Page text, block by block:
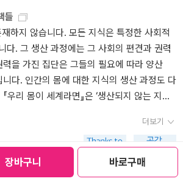
장바구니 바로구매
조의 <새로 읽는 논어> 둘 다 역사적 관점에
어의 내용을 해석한 책으로 한 번쯤 읽어볼 내
그리고 사상사 연구에서는 잘 지적하지 않는
사회상을 자세하게 알려면 리펑의 <중국고
니다.6. 카를 마르크스 권위 있는 사상
<칼 마르크스>는 사상사적 관점에서 마르
마르크스가 영향을 받았던 당대 유럽의 사상
한편, 그것을 마르크스가 어떻게 수용하고
지까지 다루어, 마르크스의 생애를 알고자 하
의 저서를 읽고자 하는 이들에게는 가장 먼
대의 가장 유명한 심리학자로 만들어 미국
임하게 해주었다.하지만, 결국 이 실험은 실
일이었다. 2002년 BBC가 유사한 실험을 리
에 내보냈지만, 4시간 동안 시청자들은 무료
. 마지막엔 교도관과 수감자가 친구가 되었
럼 수감자들의 발에 쇠사슬을 채워지고 옷
있는 일은 일어나지 않았을까? 짐바르도의
자들은 실험 전날 교도관들을 교육 했고, 수
하라고 강제되었다.요구특성 (demand cha
실험의 목적과 가설을 눈치채고 적당히 그 실
추어 주는 현상.나무위키: 요구특성'과학 시
불가능성’에 시달리는 지역으로 규정하는
묵은 이야기에 도전했다. 842 한편 허시먼은
적 논의가 후방 연관 효과를 지나치게 과장하
질 수 있는 다른 선택지와 다른 문제들을 간
. 843 사회과학이 민주화된 남미에서 유용할
가 희한하게도 서로 수렴해버린 견해, 즉 급
의 완전한 단절이 없으면 발전은 존재할 수
했다. 846 <<자본론>> “산업적
산업적 사다리를 타고 올라올 후발 주자들
라는 마르크스의 유명한 말을 늦게 시작하더
일한 경로를 갈 것이라고 해석되고 있지만,
르크스가 독일과 영국의 발전 과정이 매우 상
스와 로마의 세계관이 '1천 년 동안이나' 맥
으로 깨달은 사람도 페트라르카였습니
시대적 분위기를 이어받아 피렌체에서 태어났
품들이 그를 자극했음은 당연했습니다. 14
던 때, 그는 아버지의 심부름으로 티투스 리
제본했는데, 그 우연한 일 때문에 그는 리비우
받게 됩니다. 또한 그는 뛰어난 문헌학자였
1417년에 발견한 루크레티우스의 『사물의
필사할 정도로 고대 로마의 철학에 매료되었
서관에 지금도 남아 있는 그 책의 필사본이 바
로 뒤늦게 확인되었으니 말이지요. 마키아벨
만 하더라도 이탈리아는 여러 나라로 분열되어
들
하지 않습니다. 모든 지식은 특정한 사회적
다. 그 생산 과정에는 그 사회의 편견과 권력
을 가진 집단은 그들의 필요에 따라 양산
다. 인간의 몸에 대한 지식의 생산 과정도 다
우리 몸이 세계라면』은 ‘생산되지 않는 지식
에 집중합니다. 풍부한 고증과 근거를 제시하
습니다. 읽었으나 리뷰를 못
한데요. 까치출판사는 대부분 반양장으로
만드는 사람에게도 사는 사람에게도 책값 절
더보기
12-22